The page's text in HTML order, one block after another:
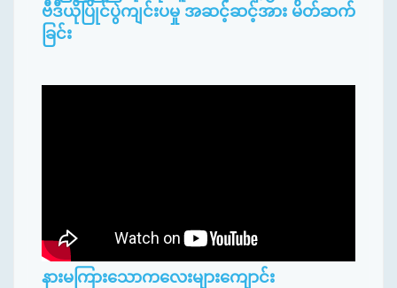
ဗီဒီယိုပြိုင်ပွဲကျင်းပမှု အဆင့်ဆင့်အား မိတ်ဆက်
ခြင်း
နားမကြားသောကလေးများကျောင်း